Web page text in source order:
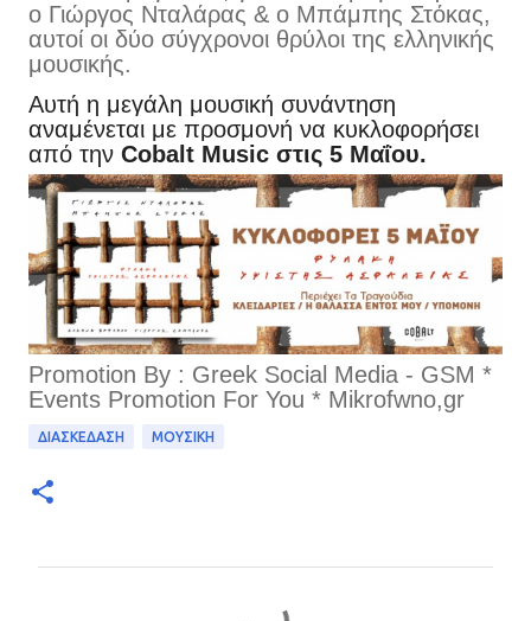
ο Γιώργος Νταλάρας & ο Μπάμπης Στόκας,
αυτοί οι δύο σύγχρονοι θρύλοι της ελληνικής
μουσικής.
Αυτή η μεγάλη μουσική συνάντηση
αναμένεται με προσμονή να κυκλοφορήσει
από την Cobalt Music στις 5 Μαΐου.
Promotion By : Greek Social Media - GSM *
Events Promotion For You * Mikrofwno,gr
ΔΙΑΣΚΕΔΑΣΗ ΜΟΥΣΙΚΗ